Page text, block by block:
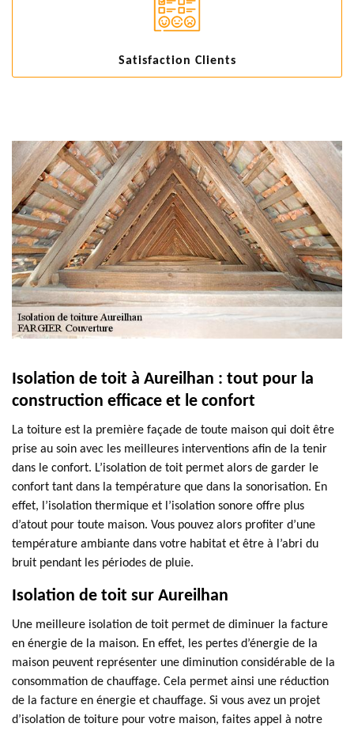
Satisfaction Clients
Isolation de toit à Aureilhan : tout pour la
construction efficace et le confort
La toiture est la première façade de toute maison qui doit être
prise au soin avec les meilleures interventions afin de la tenir
dans le confort. L’isolation de toit permet alors de garder le
confort tant dans la température que dans la sonorisation. En
effet, l’isolation thermique et l’isolation sonore offre plus
d’atout pour toute maison. Vous pouvez alors profiter d’une
température ambiante dans votre habitat et être à l’abri du
bruit pendant les périodes de pluie.
Isolation de toit sur Aureilhan
Une meilleure isolation de toit permet de diminuer la facture
en énergie de la maison. En effet, les pertes d’énergie de la
maison peuvent représenter une diminution considérable de la
consommation de chauffage. Cela permet ainsi une réduction
de la facture en énergie et chauffage. Si vous avez un projet
d’isolation de toiture pour votre maison, faites appel à notre